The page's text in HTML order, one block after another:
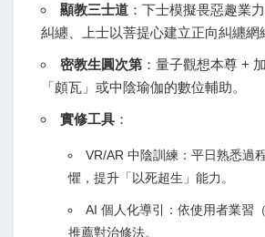
顯教三士道 ：下士模擬畏惡趣業
糾纏、上士以菩提心建立正向糾纏網
密教生圓次第 ：量子觀想本尊 +
「頗瓦」或中陰瑜伽的數位輔助。
實修工具 ：
VR/AR 中陰訓練：平日熟悉過
懼，提升「以死超生」能力。
AI 個人化導引：依使用者業習
推薦對治修法。